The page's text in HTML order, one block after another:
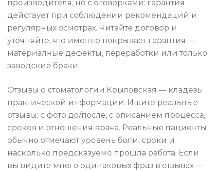
производителя, но с оговорками: гарантия
действует при соблюдении рекомендаций и
регулярных осмотрах. Читайте договор и
уточняйте, что именно покрывает гарантия —
материалные дефекты, переработки или только
заводские браки.
Отзывы о стоматологии Крыловская — кладезь
практической информации. Ищите реальные
отзывы: с фото до/после, с описанием процесса,
сроков и отношения врача. Реальные пациенты
обычно отмечают уровень боли, сроки и
насколько предсказуемо прошла работа. Если
вы видите много одинаковых фраз в отзывах —